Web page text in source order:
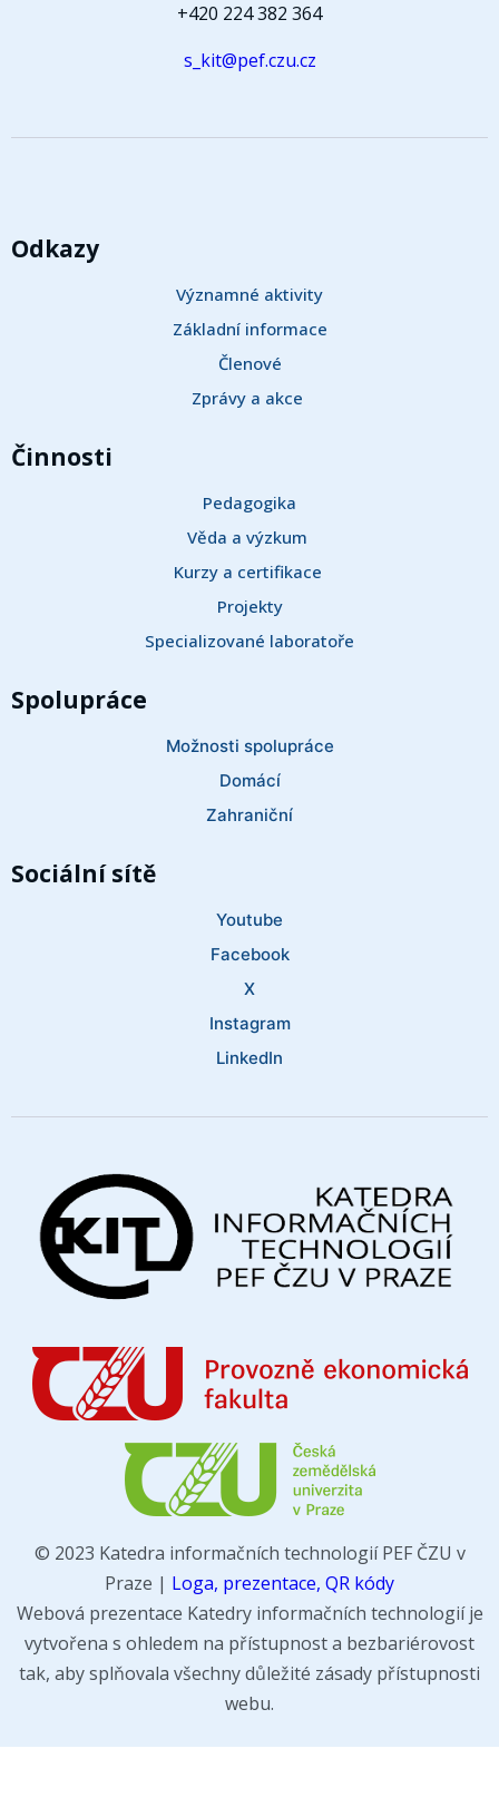
+420 224 382 364
s_kit@pef.czu.cz
Odkazy
Významné aktivity
Základní informace
Členové
Zprávy a akce
Činnosti
Pedagogika
Věda a výzkum
Kurzy a certifikace
Projekty
Specializované laboratoře
Spolupráce
Možnosti spolupráce
Domácí
Zahraniční
Sociální sítě
Youtube
Facebook
X
Instagram
LinkedIn
© 2023 Katedra informačních technologií PEF ČZU v
Praze | Loga, prezentace, QR kódy
Webová prezentace Katedry informačních technologií je
vytvořena s ohledem na přístupnost a bezbariérovost
tak, aby splňovala všechny důležité zásady přístupnosti
webu.